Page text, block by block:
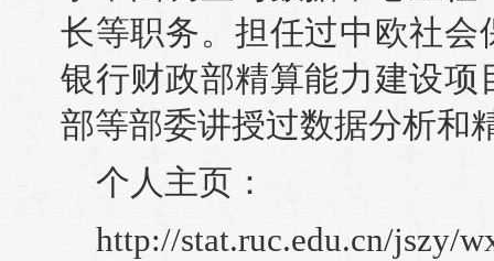
长等职务。担任过中欧社
银行财政部精算能力建设
部等部委讲授过数据分析和
个人主页：
http://stat.ruc.edu.cn/jszy/